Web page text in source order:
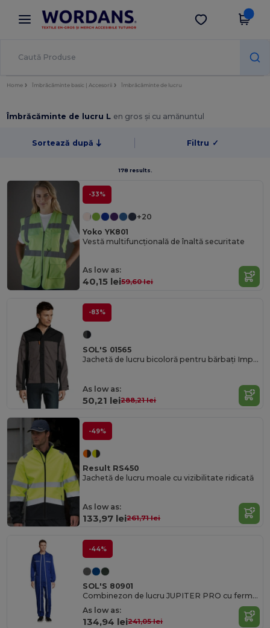
× Aplicația Wordans
Prețuri mai bune în aplicație!
Descarcă app
Home Îmbrăcăminte basic | Accesorii Îmbrăcăminte de lucru
Îmbrăcăminte de lucru L en gros și cu amănuntul
Sortează după Filtru ✓
178 results.
-33%
+20
Yoko YK801
Vestă multifuncțională de înaltă securitate
As low as:
40,15 lei59,60 lei
-83%
SOL'S 01565
Jachetă de lucru bicoloră pentru bărbați Impact Pro
As low as:
50,21 lei288,21 lei
-49%
Result RS450
Jachetă de lucru moale cu vizibilitate ridicată
As low as:
133,97 lei261,71 lei
-44%
SOL'S 80901
Combinezon de lucru JUPITER PRO cu fermoar dublu
As low as:
134,94 lei241,05 lei